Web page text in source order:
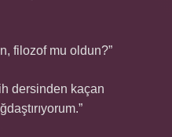
filozof mu oldun?”
dersinden kaçan